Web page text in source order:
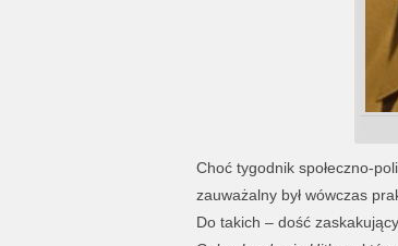
Choć tygodnik społeczno-
zauważalny był wówczas
Do takich – dość